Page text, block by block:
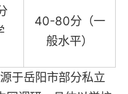
40-80分（一
般水平）
于岳阳市部分私立